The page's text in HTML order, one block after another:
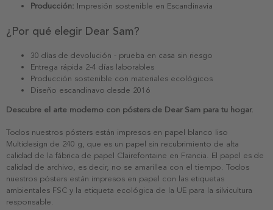
Producción: Impresión sostenible en Escandinavia
¿Por qué elegir Dear Sam?
30 días de devolución - prueba en casa sin riesgo
Entrega rápida 2-4 días laborables
Producción sostenible con materiales ecológicos
Diseño escandinavo desde 2016
Descubre el arte moderno con pósters de Dear Sam para tu hogar.
Todos nuestros pósters están impresos en papel blanco liso
Multidesign de 240 g, que es un papel sin recubrimiento de alta
calidad de la fábrica de papel Clairefontaine en Francia. El papel es de
calidad de archivo, es decir, no se amarillea con el tiempo. Todos
nuestros pósters están impresos en papel con las etiquetas
ambientales FSC y la etiqueta ecológica de la UE para la silvicultura
responsable.